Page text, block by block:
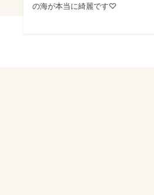
の海が本当に綺麗です♡